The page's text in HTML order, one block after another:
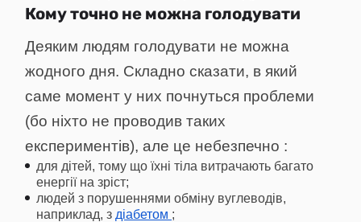
Кому точно не можна голодувати
Деяким людям голодувати не можна
жодного дня. Складно сказати, в який
саме момент у них почнуться проблеми
(бо ніхто не проводив таких
експериментів), але це небезпечно :
для дітей, тому що їхні тіла витрачають багато
енергії на зріст;
людей з порушеннями обміну вуглеводів,
наприклад, з діабетом ;